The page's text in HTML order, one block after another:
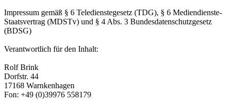
Impressum gemäß § 6 Teledienstegesetz (TDG), § 6 Mediendienste-
Staatsvertrag (MDSTv) und § 4 Abs. 3 Bundesdatenschutzgesetz
(BDSG)
Verantwortlich für den Inhalt:
Rolf Brink
Dorfstr. 44
17168 Warnkenhagen
Fon: +49 (0)39976 558179